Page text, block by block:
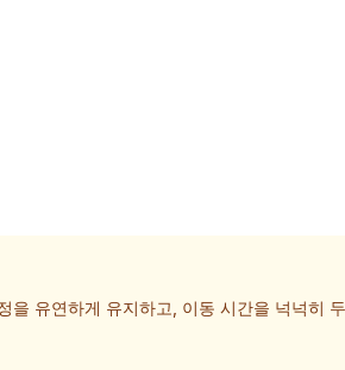
을 유연하게 유지하고, 이동 시간을 넉넉히